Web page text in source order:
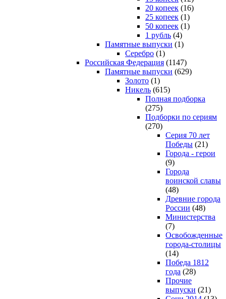
20 копеек (16)
25 копеек (1)
50 копеек (1)
1 рубль (4)
Памятные выпуски (1)
Серебро (1)
Российская Федерация (1147)
Памятные выпуски (629)
Золото (1)
Никель (615)
Полная подборка
(275)
Подборки по сериям
(270)
Серия 70 лет
Победы (21)
Города - герои
(9)
Города
воинской славы
(48)
Древние города
России (48)
Министерства
(7)
Освобожденные
города-столицы
(14)
Победа 1812
года (28)
Прочие
выпуски (21)